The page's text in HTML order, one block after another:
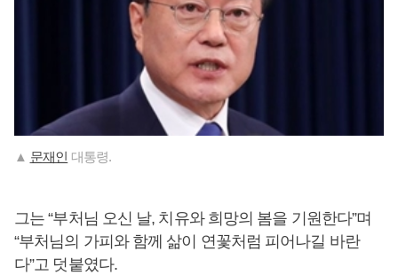
▲ 문재인 대통령.
그는 “부처님 오신 날, 치유와 희망의 봄을 기원한다”며
“부처님의 가피와 함께 삶이 연꽃처럼 피어나길 바란
다”고 덧붙였다.